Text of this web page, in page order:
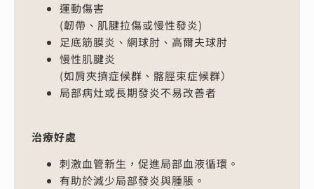
運動傷害
(韌帶、肌腱拉傷或慢性發炎)
足底筋膜炎、網球肘、高爾夫球肘
慢性肌腱炎
(如肩夾擠症候群、髂脛束症候群）
局部病灶或長期發炎不易改善者
治療好處
刺激血管新生，促進局部血液循環。
有助於減少局部發炎與腫脹。